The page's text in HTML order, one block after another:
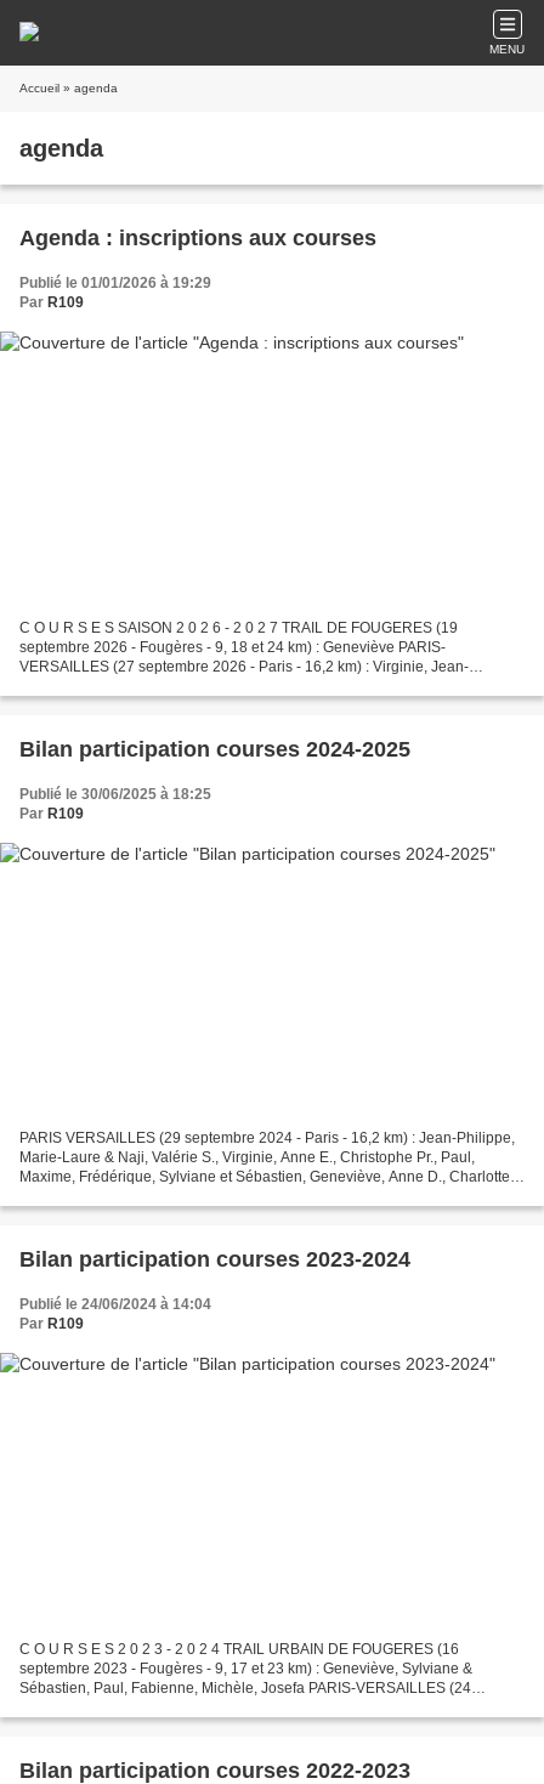
MENU
Accueil » agenda
agenda
Agenda : inscriptions aux courses
Publié le 01/01/2026 à 19:29
Par R109
C O U R S E S SAISON 2 0 2 6 - 2 0 2 7 TRAIL DE FOUGERES (19
septembre 2026 - Fougères - 9, 18 et 24 km) : Geneviève PARIS-
VERSAILLES (27 septembre 2026 - Paris - 16,2 km) : Virginie, Jean-
Bilan participation courses 2024-2025
Publié le 30/06/2025 à 18:25
Par R109
PARIS VERSAILLES (29 septembre 2024 - Paris - 16,2 km) : Jean-Philippe,
Marie-Laure & Naji, Valérie S., Virginie, Anne E., Christophe Pr., Paul,
Maxime, Frédérique, Sylviane et Sébastien, Geneviève, Anne D., Charlotte
Bilan participation courses 2023-2024
Publié le 24/06/2024 à 14:04
Par R109
C O U R S E S 2 0 2 3 - 2 0 2 4 TRAIL URBAIN DE FOUGERES (16
septembre 2023 - Fougères - 9, 17 et 23 km) : Geneviève, Sylviane &
Sébastien, Paul, Fabienne, Michèle, Josefa PARIS-VERSAILLES (24
Bilan participation courses 2022-2023